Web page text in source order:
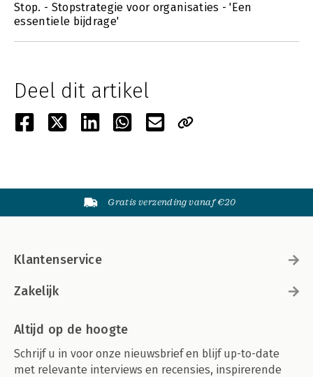
Stop. - Stopstrategie voor organisaties - 'Een
essentiele bijdrage'
Deel dit artikel
Gratis verzending vanaf €20
Klantenservice
Zakelijk
Altijd op de hoogte
Schrijf u in voor onze nieuwsbrief en blijf up-to-date
met relevante interviews en recensies, inspirerende